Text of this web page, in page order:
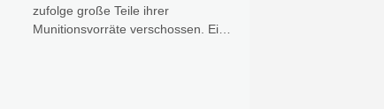
zufolge große Teile ihrer
Munitionsvorräte verschossen. Ein